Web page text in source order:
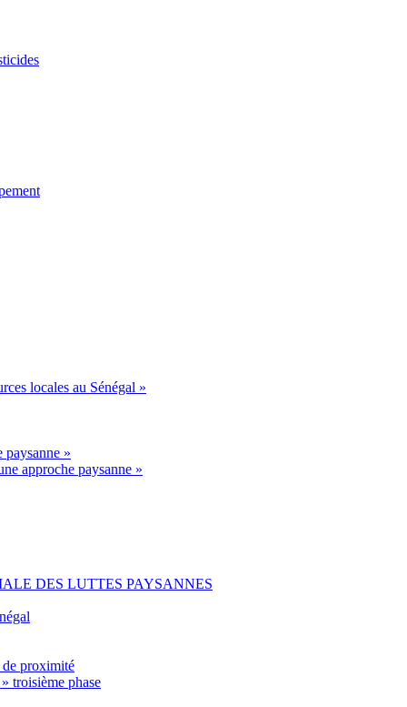
locales au Sénégal »
»
approche paysanne »
DES LUTTES PAYSANNES
proximité
troisième phase